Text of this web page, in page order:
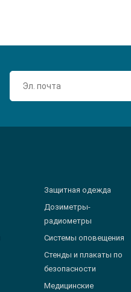
Защитная одежда
Дозиметры-
радиометры
Системы оповещения
Стенды и плакаты по
безопасности
Медицинские